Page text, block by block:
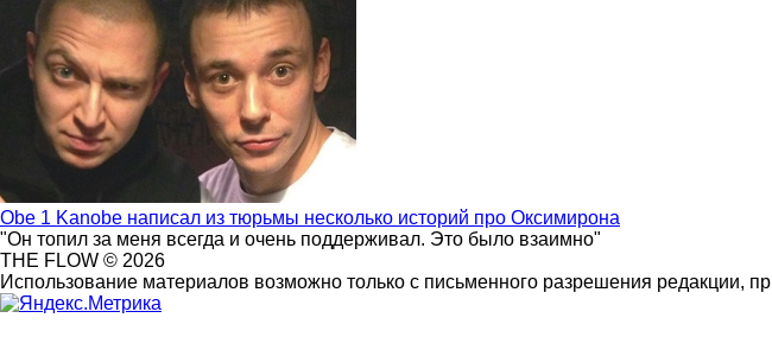
Obe 1 Kanobe написал из тюрьмы несколько историй про Оксимирона
"Он топил за меня всегда и очень поддерживал. Это было взаимно"
THE FLOW © 2026
Использование материалов возможно только с письменного разрешения редакции,